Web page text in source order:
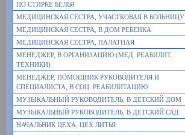
ПО СТИРКЕ БЕЛЬЯ
МЕДИЦИНСКАЯ СЕСТРА, УЧАСТКОВАЯ В БОЛЬНИЦУ
МЕДИЦИНСКАЯ СЕСТРА, В ДОМ РЕБЕНКА
МЕДИЦИНСКАЯ СЕСТРА, ПАЛАТНАЯ
МЕНЕДЖЕР, В ОРГАНИЗАЦИЮ (МЕД. РЕАБИЛИТ.
ТЕХНИКИ)
МЕНЕДЖЕР, ПОМОЩНИК РУКОВОДИТЕЛЯ И
СПЕЦИАЛИСТА, В СОЦ. РЕАБИЛИТАЦИЮ
МУЗЫКАЛЬНЫЙ РУКОВОДИТЕЛЬ, В ДЕТСКИЙ ДОМ
МУЗЫКАЛЬНЫЙ РУКОВОДИТЕЛЬ, В ДЕТСКИЙ САД
НАЧАЛЬНИК ЦЕХА, ЦЕХ ЛИТЬЯ